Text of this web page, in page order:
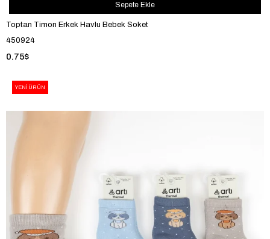
Toptan Timon Erkek Havlu Bebek Soket
450924
0.75$
Sepete Ekle
YENI ÜRÜN